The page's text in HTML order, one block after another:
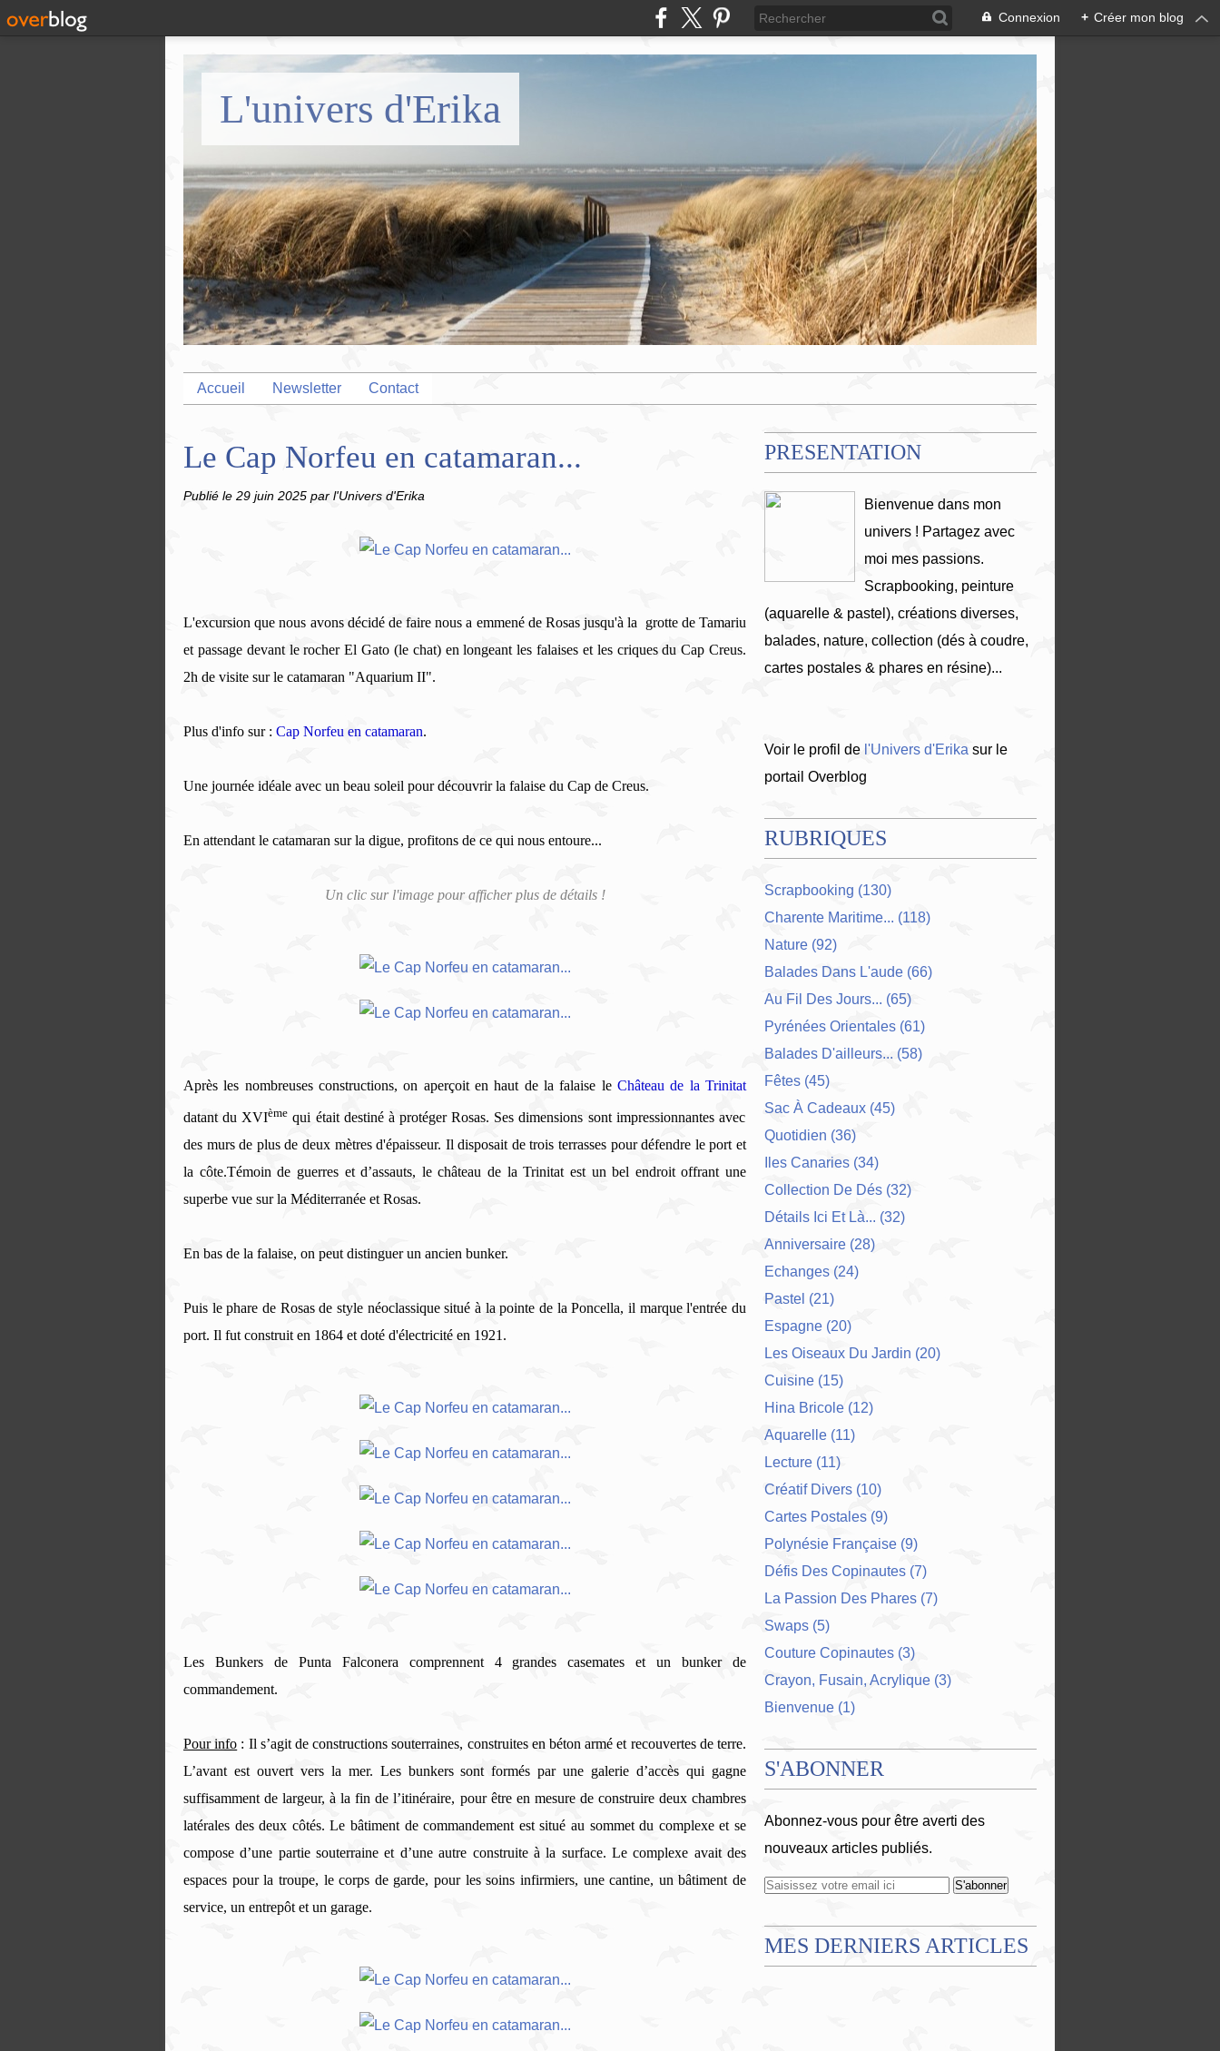
Connexion + Créer mon blog
L'univers d'Erika
Accueil Newsletter Contact
Le Cap Norfeu en catamaran...
Publié le 29 juin 2025 par l'Univers d'Erika
L'excursion que nous avons décidé de faire nous a emmené de Rosas jusqu'à la grotte de Tamariu
et passage devant le rocher El Gato (le chat) en longeant les falaises et les criques du Cap Creus.
2h de visite sur le catamaran "Aquarium II".
Plus d'info sur : Cap Norfeu en catamaran.
Une journée idéale avec un beau soleil pour découvrir la falaise du Cap de Creus.
En attendant le catamaran sur la digue, profitons de ce qui nous entoure...
Un clic sur l'image pour afficher plus de détails !
Après les nombreuses constructions, on aperçoit en haut de la falaise le Château de la Trinitat
datant du XVIème qui était destiné à protéger Rosas. Ses dimensions sont impressionnantes avec
des murs de plus de deux mètres d'épaisseur. Il disposait de trois terrasses pour défendre le port et
la côte.Témoin de guerres et d’assauts, le château de la Trinitat est un bel endroit offrant une
superbe vue sur la Méditerranée et Rosas.
En bas de la falaise, on peut distinguer un ancien bunker.
Puis le phare de Rosas de style néoclassique situé à la pointe de la Poncella, il marque l'entrée du
port. Il fut construit en 1864 et doté d'électricité en 1921.
Les Bunkers de Punta Falconera comprennent 4 grandes casemates et un bunker de
commandement.
Pour info : Il s’agit de constructions souterraines, construites en béton armé et recouvertes de terre.
L’avant est ouvert vers la mer. Les bunkers sont formés par une galerie d’accès qui gagne
suffisamment de largeur, à la fin de l’itinéraire, pour être en mesure de construire deux chambres
latérales des deux côtés. Le bâtiment de commandement est situé au sommet du complexe et se
compose d’une partie souterraine et d’une autre construite à la surface. Le complexe avait des
espaces pour la troupe, le corps de garde, pour les soins infirmiers, une cantine, un bâtiment de
service, un entrepôt et un garage.
PRESENTATION
Bienvenue dans mon
univers ! Partagez avec
moi mes passions.
Scrapbooking, peinture
(aquarelle & pastel), créations diverses,
balades, nature, collection (dés à coudre,
cartes postales & phares en résine)...
Voir le profil de l'Univers d'Erika sur le
portail Overblog
RUBRIQUES
Scrapbooking (130)
Charente Maritime... (118)
Nature (92)
Balades Dans L'aude (66)
Au Fil Des Jours... (65)
Pyrénées Orientales (61)
Balades D'ailleurs... (58)
Fêtes (45)
Sac À Cadeaux (45)
Quotidien (36)
Iles Canaries (34)
Collection De Dés (32)
Détails Ici Et Là... (32)
Anniversaire (28)
Echanges (24)
Pastel (21)
Espagne (20)
Les Oiseaux Du Jardin (20)
Cuisine (15)
Hina Bricole (12)
Aquarelle (11)
Lecture (11)
Créatif Divers (10)
Cartes Postales (9)
Polynésie Française (9)
Défis Des Copinautes (7)
La Passion Des Phares (7)
Swaps (5)
Couture Copinautes (3)
Crayon, Fusain, Acrylique (3)
Bienvenue (1)
S'ABONNER
Abonnez-vous pour être averti des
nouveaux articles publiés.
MES DERNIERS ARTICLES